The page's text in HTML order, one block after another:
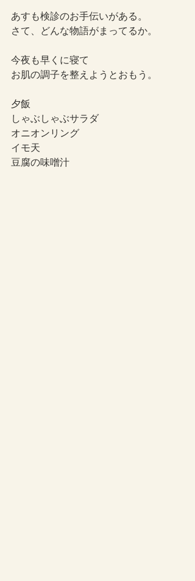
あすも検診のお手伝いがある。
さて、どんな物語がまってるか。
今夜も早くに寝て
お肌の調子を整えようとおもう。
夕飯
しゃぶしゃぶサラダ
オニオンリング
イモ天
豆腐の味噌汁